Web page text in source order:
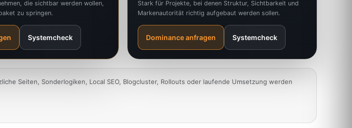
die sichtbar werden wollen,
zu springen.
Systemcheck
Stark für Projekte, bei denen Struktur, Sichtbarkeit und
Markenautorität richtig aufgebaut werden sollen.
Dominance anfragen Systemcheck
Seiten, Sonderlogiken, Local SEO, Blogcluster, Rollouts oder laufende Umsetzung werden